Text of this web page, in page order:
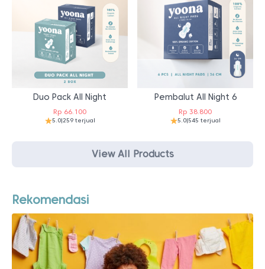
Duo Pack All Night
Rp 66.100
5.0|259 terjual
Pembalut All Night 6
Rp 38.800
5.0|545 terjual
View All Products
Rekomendasi